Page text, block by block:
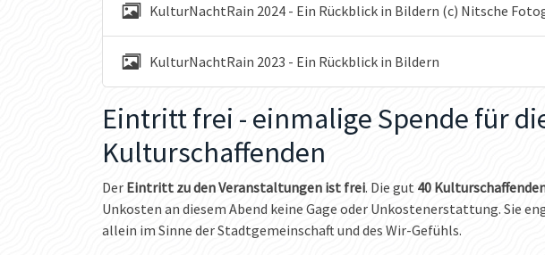
KulturNachtRain 2024 - Ein Rückblick in Bildern (c) Nitsche
KulturNachtRain 2023 - Ein Rückblick in Bildern
Eintritt frei - einmalige Spende für
Kulturschaffenden
Der Eintritt zu den Veranstaltungen ist frei. Die gut 40
Unkosten an diesem Abend keine Gage oder Unkostenerstattung. Sie
allein im Sinne der Stadtgemeinschaft und des Wir-Gefühls.